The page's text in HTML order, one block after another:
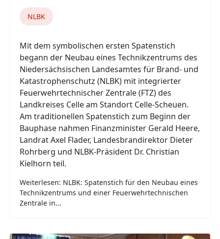
NLBK
Mit dem symbolischen ersten Spatenstich
begann der Neubau eines Technikzentrums des
Niedersächsischen Landesamtes für Brand- und
Katastrophenschutz (NLBK) mit integrierter
Feuerwehrtechnischer Zentrale (FTZ) des
Landkreises Celle am Standort Celle-Scheuen.
Am traditionellen Spatenstich zum Beginn der
Bauphase nahmen Finanzminister Gerald Heere,
Landrat Axel Flader, Landesbrandirektor Dieter
Rohrberg und NLBK-Präsident Dr. Christian
Kielhorn teil.
Weiterlesen: NLBK: Spatenstich für den Neubau eines
Technikzentrums und einer Feuerwehrtechnischen
Zentrale in...